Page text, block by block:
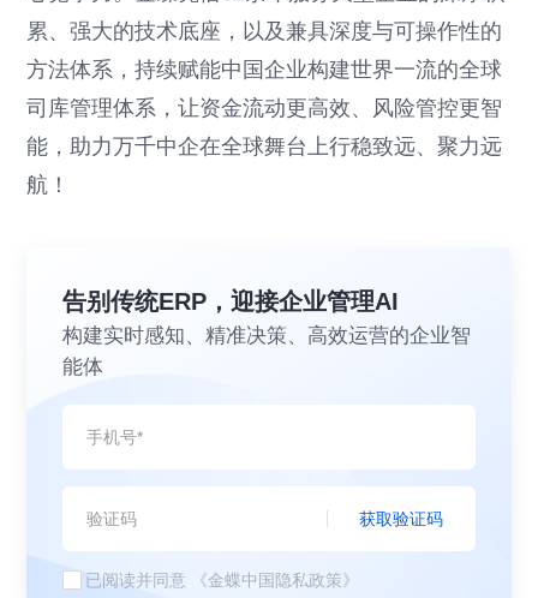
累、强大的技术底座，以及兼具深度与可操作性的
方法体系，持续赋能中国企业构建世界一流的全球
司库管理体系，让资金流动更高效、风险管控更智
能，助力万千中企在全球舞台上行稳致远、聚力远
航！
告别传统ERP，迎接企业管理AI
构建实时感知、精准决策、高效运营的企业智
能体
获取验证码
已阅读并同意 《金蝶中国隐私政策》